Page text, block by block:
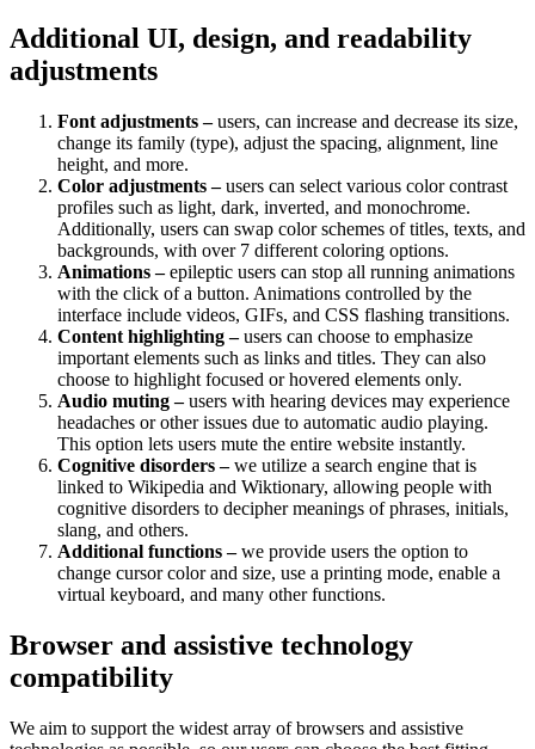
Additional UI, design, and readability
adjustments
Font adjustments –users, can increase and decrease its size,
change its family (type), adjust the spacing, alignment, line
height, and more.
Color adjustments –users can select various color contrast
profiles such as light, dark, inverted, and monochrome.
Additionally, users can swap color schemes of titles, texts, and
backgrounds, with over 7 different coloring options.
Animations –epileptic users can stop all running animations
with the click of a button. Animations controlled by the
interface include videos, GIFs, and CSS flashing transitions.
Content highlighting –users can choose to emphasize
important elements such as links and titles. They can also
choose to highlight focused or hovered elements only.
Audio muting –users with hearing devices may experience
headaches or other issues due to automatic audio playing.
This option lets users mute the entire website instantly.
Cognitive disorders –we utilize a search engine that is
linked to Wikipedia and Wiktionary, allowing people with
cognitive disorders to decipher meanings of phrases, initials,
slang, and others.
Additional functions –we provide users the option to
change cursor color and size, use a printing mode, enable a
virtual keyboard, and many other functions.
Browser and assistive technology
compatibility
We aim to support the widest array of browsers and assistive